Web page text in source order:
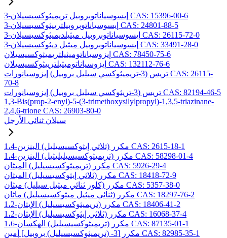
3-إيسوسياناتوبروبيل تريميثوكسيسيلان CAS: 15396-00-6
3-إيسوسياناتوبروبيلترييثوكسيسيلان CAS: 24801-88-5
3-إيسوسياناتوبروبيل ميثيلديميثوكسيسيلان CAS: 26115-72-0
3-إيسوسياناتوبروبيل ميثيل ديثوكسيسيلان CAS: 33491-28-0
إيزوسياناتوميثيلتريميثوكسيسيلان CAS: 78450-75-6
إيزوسياناتوميثيلترييثوكسيسيلان CAS: 132112-76-6
تريس (3-تريميثوكسي سيليل بروبيل) إيزوسيانورات CAS: 26115-
70-8
تريس (3-تريثوكسي سيليل بروبيل) إيزوسيانورات CAS: 82194-46-5
1,3-Bis(prop-2-enyl)-5-(3-trimethoxysilylpropyl)-1,3,5-triazinane-
2,4,6-trione CAS: 26903-80-0
سيلان ثنائي الأرجل
1،4-مكرر (ثلاثي إيثوكسيسيليل) البنزين CAS: 2615-18-1
1،4-مكرر (تريميثوكسيسيليليثيل) البنزين CAS: 58298-01-4
مكرر (تريميثوكسيسيليل) الميثان CAS: 5926-29-4
مكرر (ثلاثي إيثوكسيسيليل) الميثان CAS: 18418-72-9
مكرر (كلور ثنائي ميثيل سيليل) ميثان CAS: 5357-38-0
مكرر (ثنائي ميثيل ميثوكسيسيليل) ماثان CAS: 18297-76-2
1،2-مكرر (تريميثوكسيسيليل) الإيثان CAS: 18406-41-2
1،2-مكرر (ثلاثي إيثوكسيسيليل) الإيثان CAS: 16068-37-4
1،6-مكرر (تريميثوكسيسيليل) الهكسان CAS: 87135-01-1
مكرر [3- (تريميثوكسيسيليل) بروبيل] أمين CAS: 82985-35-1